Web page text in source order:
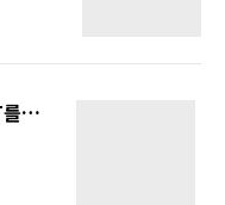
애드센스 고수익 창출을 위해서는 IT를 버려야 한다?